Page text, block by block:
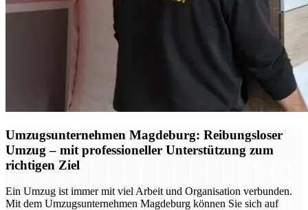
Umzugsunternehmen Magdeburg: Reibungsloser
Umzug – mit professioneller Unterstützung zum
richtigen Ziel
Ein Umzug ist immer mit viel Arbeit und Organisation verbunden.
Mit dem Umzugsunternehmen Magdeburg können Sie sich auf